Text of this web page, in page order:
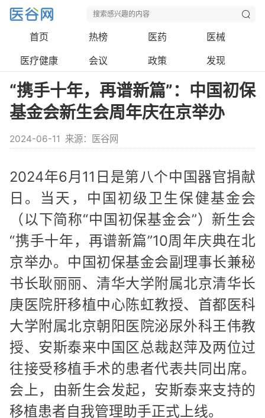
首页 热榜 医药
医械
医疗健康
会议 政策 发现
“携手十年，再谱新篇”：中国初保
基金会新生会周年庆在京举办
2024-06-11 来源：医谷网
2024年6月11日是第八个中国器官捐献
日。当天，中国初级卫生保健基金会
（以下简称“中国初保基金会”）新生会
“携手十年，再谱新篇”10周年庆典在北
京举办。中国初保基金会副理事长兼秘
书长耿丽丽、清华大学附属北京清华长
庚医院肝移植中心陈虹教授、首都医科
大学附属北京朝阳医院泌尿外科王伟教
授、安斯泰来中国区总裁赵萍及两位过
往接受移植手术的患者代表共同出席。
会上，由新生会发起，安斯泰来支持的
移植患者自我管理助手正式上线。